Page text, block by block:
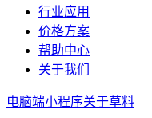
行业应用
价格方案
帮助中心
关于我们
电脑端小程序关于草料